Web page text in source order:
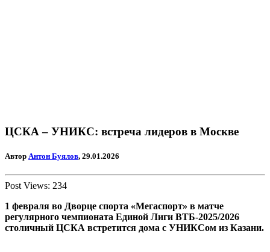
ЦСКА – УНИКС: встреча лидеров в Москве
Автор Антон Буялов, 29.01.2026
Post Views: 234
1 февраля во Дворце спорта «Мегаспорт» в матче
регулярного чемпионата Единой Лиги ВТБ-2025/2026
столичный ЦСКА встретится дома с УНИКСом из Казани.